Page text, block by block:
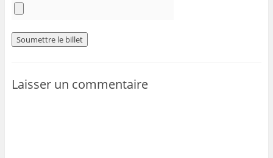
Laisser un commentaire